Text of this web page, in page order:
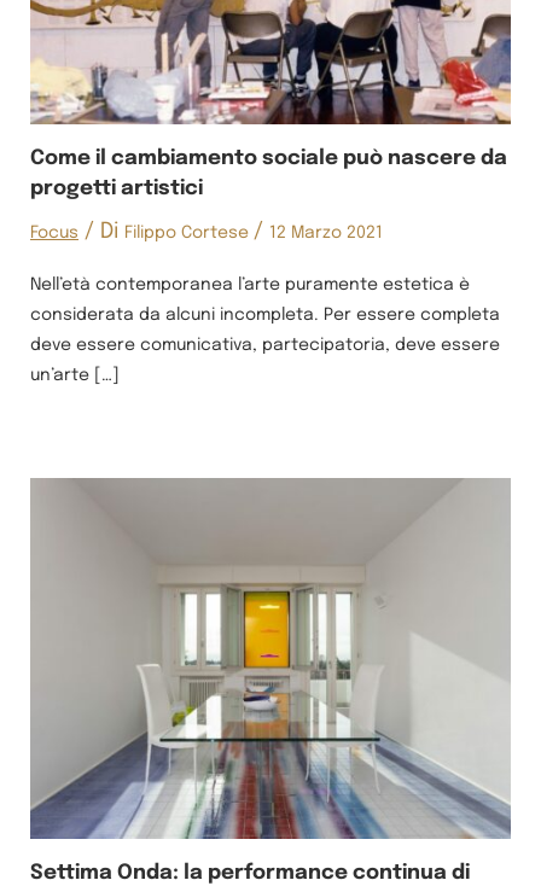
Come il cambiamento sociale può nascere da
progetti artistici
Focus / Di Filippo Cortese / 12 Marzo 2021
Nell’età contemporanea l’arte puramente estetica è
considerata da alcuni incompleta. Per essere completa
deve essere comunicativa, partecipatoria, deve essere
un’arte […]
Settima Onda: la performance continua di